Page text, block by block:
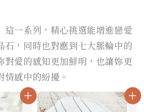
這一系列，精心挑選能增進戀愛
石，同時也對應到七大脈輪中的
對愛的感知更加鮮明，也讓妳更
情感中的紛擾。